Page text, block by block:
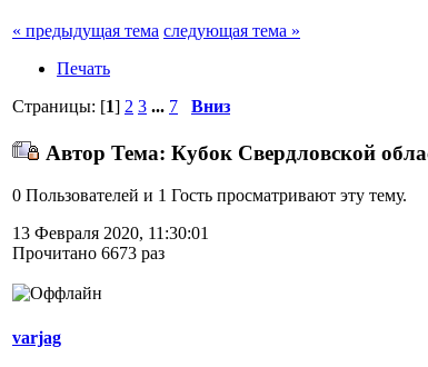
« предыдущая тема следующая тема »
Печать
Страницы: [1] 2 3 ... 7 Вниз
Автор Тема: Кубок Свердловской
0 Пользователей и 1 Гость просматривают эту тему.
13 Февраля 2020, 11:30:01
Прочитано 6673 раз
varjag